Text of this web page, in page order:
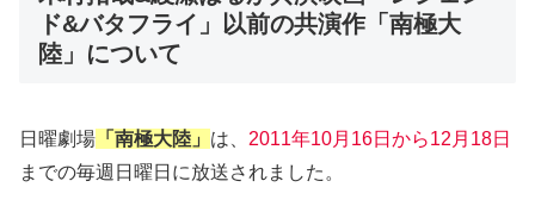
ド&バタフライ」以前の共演作「南極大
陸」について
日曜劇場 「南極大陸」 は、 2011年10月16日から12月18日
までの毎週日曜日に放送されました。